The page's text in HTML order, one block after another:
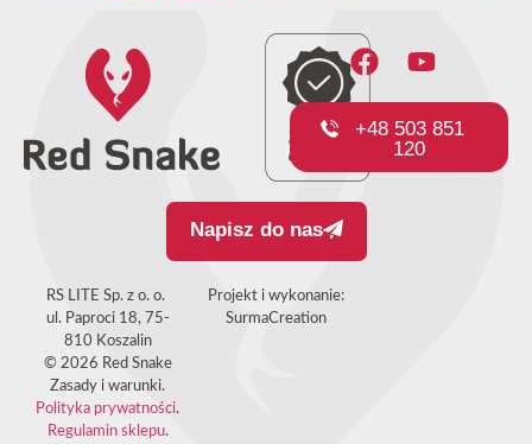
+48 503 851
120
Napisz do nas
RS LITE Sp. z o. o.
ul. Paproci 18, 75-
810 Koszalin
© 2026 Red Snake
Zasady i warunki.
Polityka prywatności.
Regulamin sklepu.
Projekt i wykonanie:
SurmaCreation